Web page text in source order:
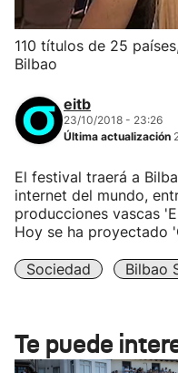
110 títulos de 25
Bilbao
eitb
23/10/2018 - 23:26
Última actualización
El festival traerá a
internet del mundo,
producciones vascas
Hoy se ha proyectado
Sociedad Bilbao
Te puede